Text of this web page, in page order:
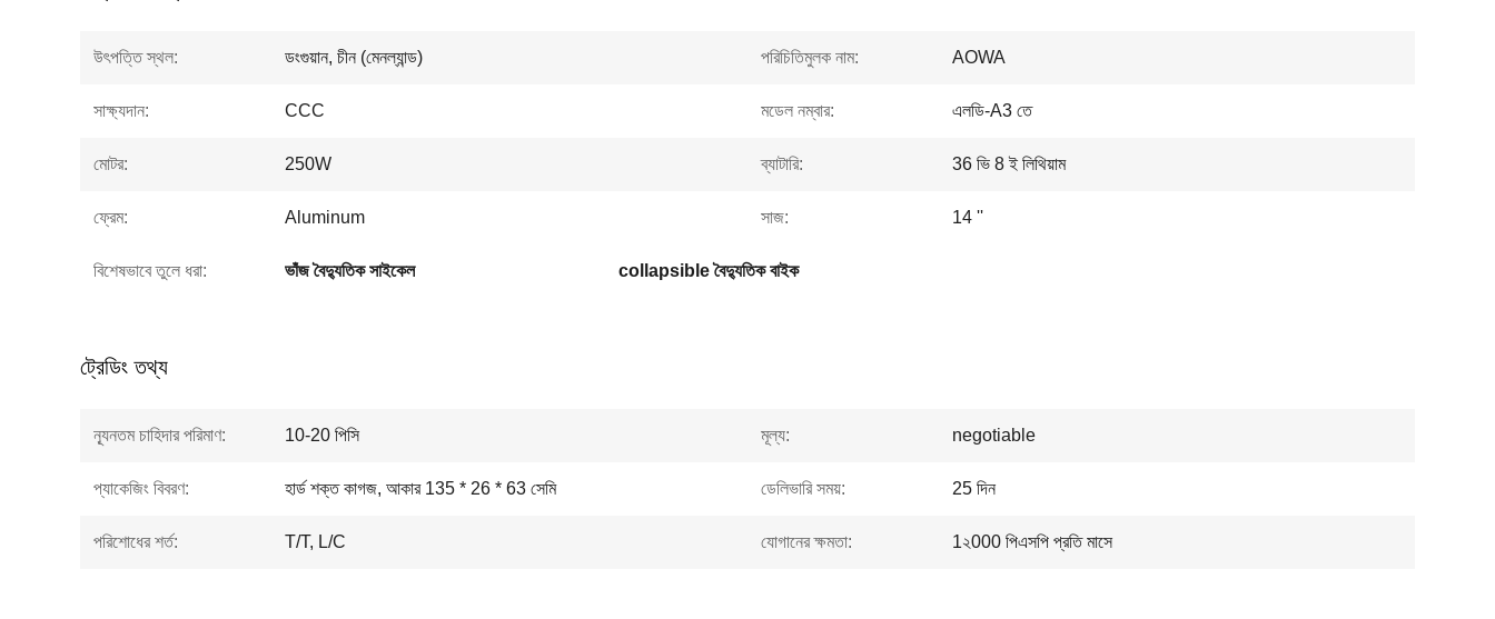
উৎপত্তি স্থল: ডংগুয়ান, চীন (মেনল্যান্ড) পরিচিতিমুলক নাম: AOWA
সাক্ষ্যদান: CCC মডেল নম্বার: এলডি-A3 তে
মোটর: 250W ব্যাটারি: 36 ভি 8 ই লিথিয়াম
ফ্রেম: Aluminum সাজ: 14 ''
বিশেষভাবে তুলে ধরা: ভাঁজ বৈদ্যুতিক সাইকেল collapsible বৈদ্যুতিক বাইক
ট্রেডিং তথ্য
ন্যূনতম চাহিদার পরিমাণ: 10-20 পিসি মূল্য: negotiable
প্যাকেজিং বিবরণ: হার্ড শক্ত কাগজ, আকার 135 * 26 * 63 সেমি ডেলিভারি সময়: 25 দিন
পরিশোধের শর্ত: T/T, L/C যোগানের ক্ষমতা: 1২000 পিএসপি প্রতি মাসে